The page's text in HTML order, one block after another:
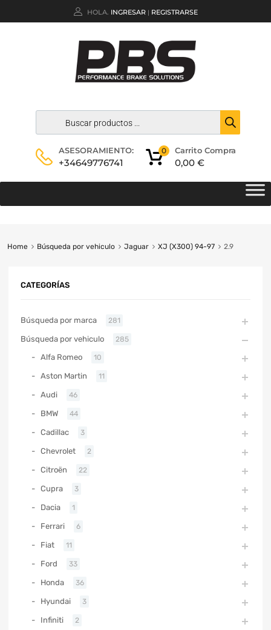
HOLA. INGRESAR | REGISTRARSE
ASESORAMIENTO:
+34649776741
Carrito Compra
0,00 €
0
Home Búsqueda por vehiculo Jaguar XJ (X300) 94-97 2.9
CATEGORÍAS
Búsqueda por marca 281
Búsqueda por vehiculo 285
Alfa Romeo 10
Aston Martin 11
Audi 46
BMW 44
Cadillac 3
Chevrolet 2
Citroën 22
Cupra 3
Dacia 1
Ferrari 6
Fiat 11
Ford 33
Honda 36
Hyundai 3
Infiniti 2